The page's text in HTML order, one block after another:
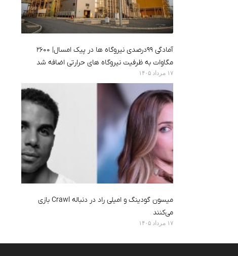
آمادگی ۹۹درصدی نیروگاه ها در پیک امسال| ۲۶۰۰
مگاوات به ظرفیت نیروگاه های حرارتی اضافه شد
۱۷ مرداد ۱۴۰۵
میسون گودینگ و امیلی راد در دنباله Crawl بازی
می‌کنند
۱۷ مرداد ۱۴۰۵